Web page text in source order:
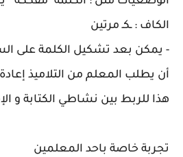
الكاف : ـكـ مرتين
- يمكن بعد تشكيل الكلمة على
أن يطلب المعلم من التلاميذ إعادة
هذا للربط بين نشاطي الكتابة و
تجربة خاصة باحد المعلمين